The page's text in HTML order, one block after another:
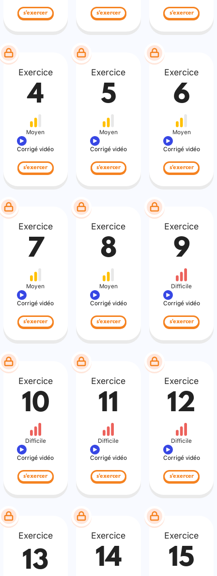
s'exercer s'exercer s'exercer
Exercice
4
Moyen
Corrigé vidéo
s'exercer
Exercice
5
Moyen
Corrigé vidéo
s'exercer
Exercice
6
Moyen
Corrigé vidéo
s'exercer
Exercice
7
Moyen
Corrigé vidéo
s'exercer
Exercice
8
Moyen
Corrigé vidéo
s'exercer
Exercice
9
Difficile
Corrigé vidéo
s'exercer
Exercice
10
Difficile
Corrigé vidéo
s'exercer
Exercice
11
Difficile
Corrigé vidéo
s'exercer
Exercice
12
Difficile
Corrigé vidéo
s'exercer
Exercice
13
Exercice
14
Exercice
15